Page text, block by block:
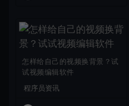
怎样给自己的视频换背景？试
试视频编辑软件
程序员资讯